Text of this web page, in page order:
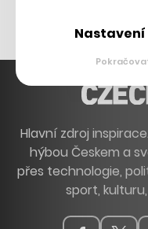
Hlavní zdroj
hýbou Českem a
přes technologie,
sport,
Nastavení